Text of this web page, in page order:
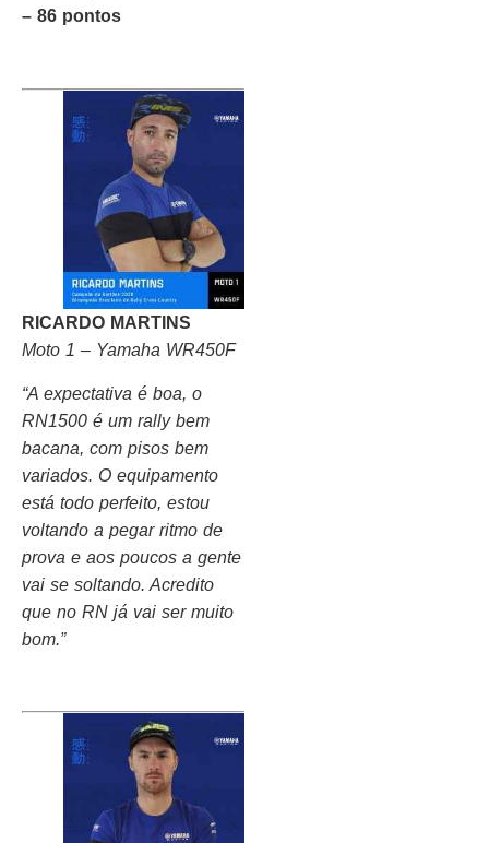
– 86 pontos
RICARDO MARTINS
Moto 1 – Yamaha WR450F
“A expectativa é boa, o
RN1500 é um rally bem
bacana, com pisos bem
variados. O equipamento
está todo perfeito, estou
voltando a pegar ritmo de
prova e aos poucos a gente
vai se soltando. Acredito
que no RN já vai ser muito
bom.”